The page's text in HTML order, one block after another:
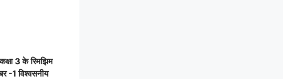
3 के रिमझिम
-1 विश्वसनीय